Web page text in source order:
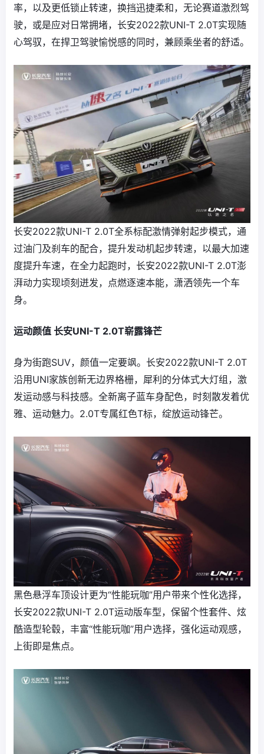
率，以及更低锁止转速，换挡迅捷柔和，无论赛道激烈驾
驶，或是应对日常拥堵，长安2022款UNI-T 2.0T实现随
心驾驭，在捍卫驾驶愉悦感的同时，兼顾乘坐者的舒适。
长安2022款UNI-T 2.0T全系标配激情弹射起步模式，通
过油门及刹车的配合，提升发动机起步转速，以最大加速
度提升车速，在全力起跑时，长安2022款UNI-T 2.0T澎
湃动力实现顷刻迸发，点燃逐速本能，潇洒领先一个车
身。
运动颜值 长安UNI-T 2.0T崭露锋芒
身为街跑SUV，颜值一定要飒。长安2022款UNI-T 2.0T
沿用UNI家族创新无边界格栅，犀利的分体式大灯组，激
发运动感与科技感。全新离子蓝车身配色，时刻散发着优
雅、运动魅力。2.0T专属红色T标，绽放运动锋芒。
黑色悬浮车顶设计更为“性能玩咖”用户带来个性化选择，
长安2022款UNI-T 2.0T运动版车型，保留个性套件、炫
酷造型轮毂，丰富“性能玩咖”用户选择，强化运动观感，
上街即是焦点。